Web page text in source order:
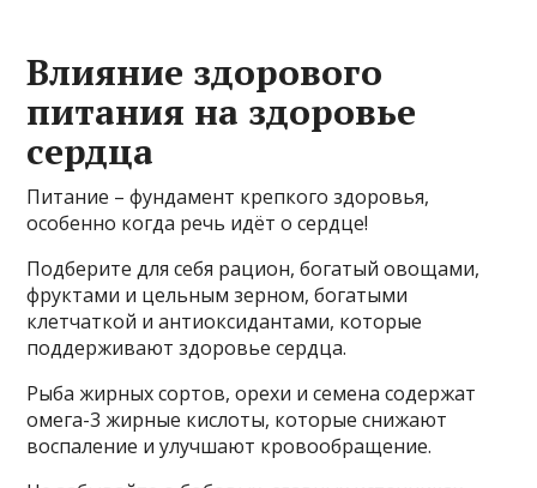
Влияние здорового
питания на здоровье
сердца
Питание – фундамент крепкого здоровья,
особенно когда речь идёт о сердце!
Подберите для себя рацион, богатый овощами,
фруктами и цельным зерном, богатыми
клетчаткой и антиоксидантами, которые
поддерживают здоровье сердца.
Рыба жирных сортов, орехи и семена содержат
омега-3 жирные кислоты, которые снижают
воспаление и улучшают кровообращение.